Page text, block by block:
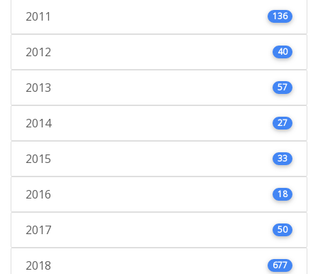
2011 136
2012 40
2013 57
2014 27
2015 33
2016 18
2017 50
2018 677